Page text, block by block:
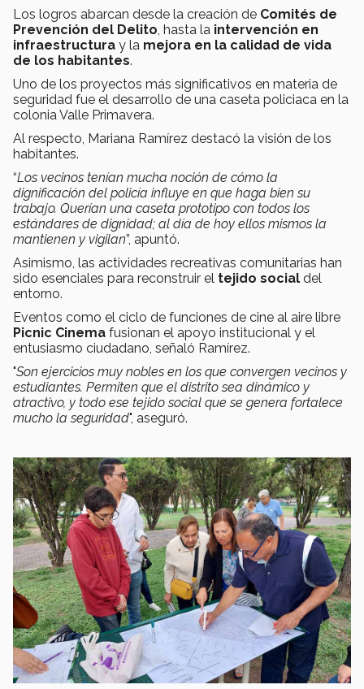
Los logros abarcan desde la creación de Comités de
Prevención del Delito, hasta la intervención en
infraestructura y la mejora en la calidad de vida
de los habitantes.
Uno de los proyectos más significativos en materia de
seguridad fue el desarrollo de una caseta policiaca en la
colonia Valle Primavera.
Al respecto, Mariana Ramírez destacó la visión de los
habitantes.
“Los vecinos tenían mucha noción de cómo la
dignificación del policía influye en que haga bien su
trabajo. Querían una caseta prototipo con todos los
estándares de dignidad; al día de hoy ellos mismos la
mantienen y vigilan”, apuntó.
Asimismo, las actividades recreativas comunitarias han
sido esenciales para reconstruir el tejido social del
entorno.
Eventos como el ciclo de funciones de cine al aire libre
Picnic Cinema fusionan el apoyo institucional y el
entusiasmo ciudadano, señaló Ramírez.
"Son ejercicios muy nobles en los que convergen vecinos y
estudiantes. Permiten que el distrito sea dinámico y
atractivo, y todo ese tejido social que se genera fortalece
mucho la seguridad", aseguró.